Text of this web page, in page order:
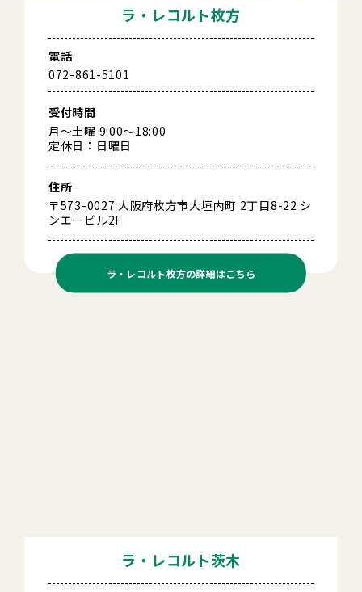
ラ・レコルト枚方
電話
072-861-5101
受付時間
月～土曜 9:00～18:00
定休日：日曜日
住所
〒573-0027 大阪府枚方市大垣内町 2丁目8-22 シ
ンエービル2F
ラ・レコルト枚方の詳細はこちら
ラ・レコルト茨木